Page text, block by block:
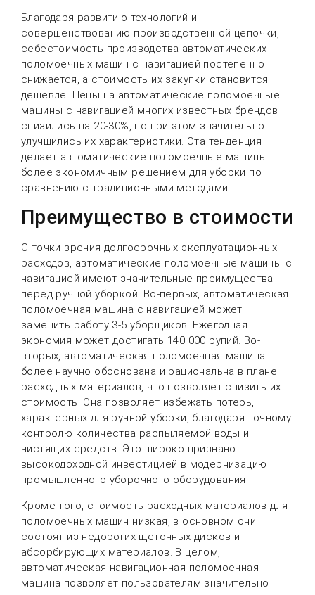
Благодаря развитию технологий и
совершенствованию производственной цепочки,
себестоимость производства автоматических
поломоечных машин с навигацией постепенно
снижается, а стоимость их закупки становится
дешевле. Цены на автоматические поломоечные
машины с навигацией многих известных брендов
снизились на 20-30%, но при этом значительно
улучшились их характеристики. Эта тенденция
делает автоматические поломоечные машины
более экономичным решением для уборки по
сравнению с традиционными методами.
Преимущество в стоимости
С точки зрения долгосрочных эксплуатационных
расходов, автоматические поломоечные машины с
навигацией имеют значительные преимущества
перед ручной уборкой. Во-первых, автоматическая
поломоечная машина с навигацией может
заменить работу 3-5 уборщиков. Ежегодная
экономия может достигать 140 000 рупий. Во-
вторых, автоматическая поломоечная машина
более научно обоснована и рациональна в плане
расходных материалов, что позволяет снизить их
стоимость. Она позволяет избежать потерь,
характерных для ручной уборки, благодаря точному
контролю количества распыляемой воды и
чистящих средств. Это широко признано
высокодоходной инвестицией в модернизацию
промышленного уборочного оборудования.
Кроме того, стоимость расходных материалов для
поломоечных машин низкая, в основном они
состоят из недорогих щеточных дисков и
абсорбирующих материалов. В целом,
автоматическая навигационная поломоечная
машина позволяет пользователям значительно